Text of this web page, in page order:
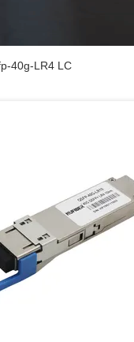
40g-LR4 LC